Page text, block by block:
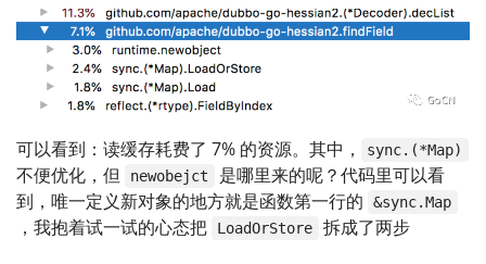
可以看到：读缓存耗费了 7% 的资源。其中， sync.(*Map)
不便优化，但 newobejct
是哪里来的呢？代码里可以看
到，唯一定义新对象的地方就是函数第一行的
&sync.Map
，我抱着试一试的心态把 LoadOrStore 拆成了两步